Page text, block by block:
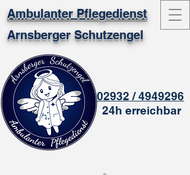
Ambulanter Pflegedienst
Arnsberger Schutzengel
02932 / 4949296
24h erreichbar